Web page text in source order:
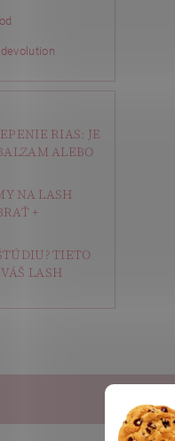
RIAS: JE
ALEBO
NA LASH
+
TIETO
LASH